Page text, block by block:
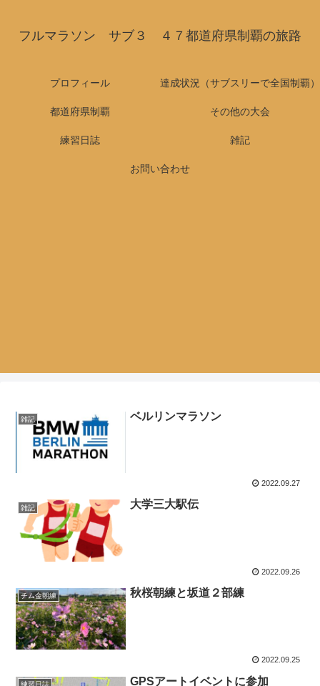
フルマラソン サブ３ ４７都道府県制覇の旅路
プロフィール 達成状況（サブスリーで全国制覇）
都道府県制覇 その他の大会
練習日誌 雑記
お問い合わせ
雑記 ベルリンマラソン
2022.09.27
雑記 大学三大駅伝
2022.09.26
チム金朝練 秋桜朝練と坂道２部練
2022.09.25
練習日誌 GPSアートイベントに参加